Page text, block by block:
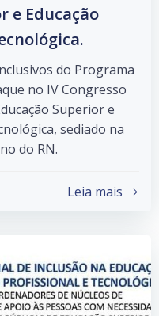
e Educação
do Programa
no IV Congresso
Superior e
sediado na
do RN.
Leia mais